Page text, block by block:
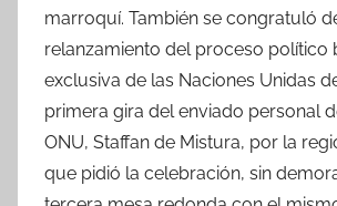
marroquí. También se congratuló
relanzamiento del proceso político
exclusiva de las Naciones Unidas
primera gira del enviado personal
ONU, Staffan de Mistura, por la
que pidió la celebración, sin